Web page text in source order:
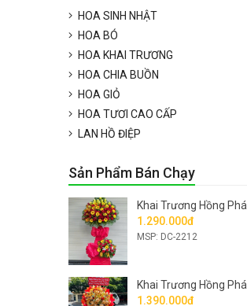
HOA SINH NHẬT
HOA BÓ
HOA KHAI TRƯƠNG
HOA CHIA BUỒN
HOA GIỎ
HOA TƯƠI CAO CẤP
LAN HỒ ĐIỆP
Sản Phẩm Bán Chạy
Khai Trương Hồng
1.290.000đ
MSP: DC-2212
Khai Trương Hồng
1.390.000đ